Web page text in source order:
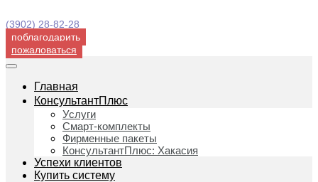
(3902) 28-82-28
поблагодарить
пожаловаться
Главная
КонсультантПлюс
Услуги
Смарт-комплекты
Фирменные пакеты
КонсультантПлюс: Хакасия
Успехи клиентов
Купить систему